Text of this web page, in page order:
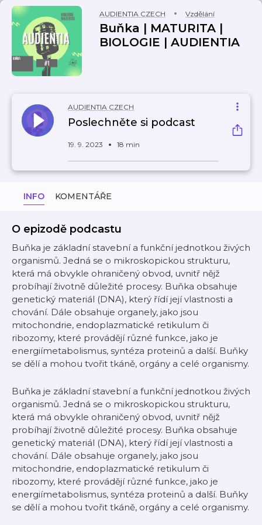
AUDIENTIA CZECH Vzdělání
Buňka | MATURITA |
BIOLOGIE | AUDIENTIA
AUDIENTIA CZECH
Poslechněte si podcast
19. 9. 2023 18 min
INFO KOMENTÁŘE
O epizodě podcastu
Buňka je základní stavební a funkční jednotkou živých
organismů. Jedná se o mikroskopickou strukturu,
která má obvykle ohraničený obvod, uvnitř nějž
probíhají životně důležité procesy. Buňka obsahuje
genetický materiál (DNA), který řídí její vlastnosti a
chování. Dále obsahuje organely, jako jsou
mitochondrie, endoplazmatické retikulum či
ribozomy, které provádějí různé funkce, jako je
energiímetabolismus, syntéza proteinů a další. Buňky
se dělí a mohou tvořit tkáně, orgány a celé organismy.
Buňka je základní stavební a funkční jednotkou živých
organismů. Jedná se o mikroskopickou strukturu,
která má obvykle ohraničený obvod, uvnitř nějž
probíhají životně důležité procesy. Buňka obsahuje
genetický materiál (DNA), který řídí její vlastnosti a
chování. Dále obsahuje organely, jako jsou
mitochondrie, endoplazmatické retikulum či
ribozomy, které provádějí různé funkce, jako je
energiímetabolismus, syntéza proteinů a další. Buňky
se dělí a mohou tvořit tkáně, orgány a celé organismy.